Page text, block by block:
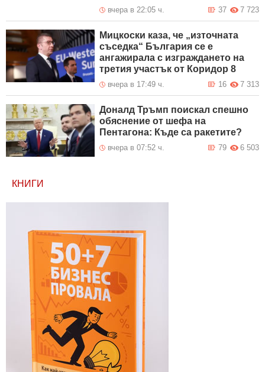
вчера в 22:05 ч. 7 723
37
Мицкоски каза, че „източната
съседка“ България се е
ангажирала с изграждането на
третия участък от Коридор 8
вчера в 17:49 ч. 7 313
16
Доналд Тръмп поискал спешно
обяснение от шефа на
Пентагона: Къде са ракетите?
вчера в 07:52 ч. 6 503
79
КНИГИ